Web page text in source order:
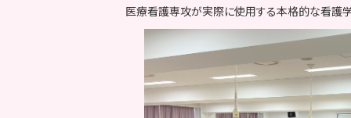
医療看護専攻が実際に使用する本格的な看護